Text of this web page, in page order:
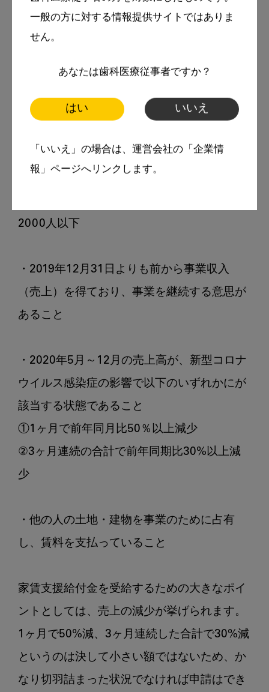
一般の方に対する情報提供サイトではありま
せん。
あなたは歯科医療従事者ですか？
はい いいえ
「いいえ」の場合は、運営会社の「企業情
報」ページへリンクします。
給付金の条件
給付金を受給するためには、医療法人を含め
①②のどちらかを満たしていること
2000人以下
・2019年12月31日よりも前から事業収入
（売上）を得ており、事業を継続する意思が
あること
・2020年5月～12月の売上高が、新型コロナ
ウイルス感染症の影響で以下のいずれかにが
該当する状態であること
①1ヶ月で前年同月比50％以上減少
②3ヶ月連続の合計で前年同期比30%以上減
少
・他の人の土地・建物を事業のために占有
し、賃料を支払っていること
家賃支援給付金を受給するための大きなポイ
ントとしては、売上の減少が挙げられます。
1ヶ月で50%減、3ヶ月連続した合計で30%減
というのは決して小さい額ではないため、か
なり切羽詰まった状況でなければ申請はでき